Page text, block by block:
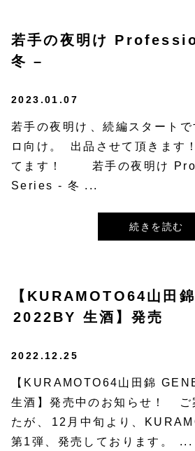
若手の夜明け
冬 –
2023.01.07
若手の夜明け⁡、続編スタート
ロ向け。⁡ ⁡出品させて頂きます
てます！ ⁡⁡ ⁡⁡ ⁡⁡ ⁡若手の夜明け
Series - 冬 ...
続きを読む
【KURAMOTO64山田
⁡2022BY 生酒】発売
2022.12.25
【KURAMOTO64山田錦
生酒】発売中のお知らせ！⁡ ⁡⁡ ご
たが、⁡12月中旬より、
第1弾、発売しております。⁡ ...